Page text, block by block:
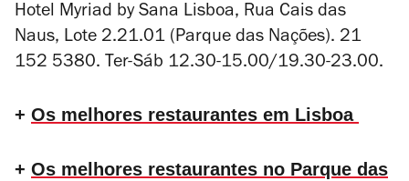
Hotel Myriad by Sana Lisboa, Rua Cais das
Naus, Lote 2.21.01 (Parque das Nações). 21
152 5380. Ter-Sáb 12.30-15.00/19.30-23.00.
+ Os melhores restaurantes em Lisboa
+ Os melhores restaurantes no Parque das